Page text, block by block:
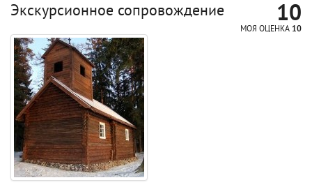
Экскурсионное сопровождение 10
МОЯ ОЦЕНКА 10